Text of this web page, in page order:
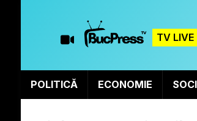
TV LIVE
POLITICĂ ECONOMIE